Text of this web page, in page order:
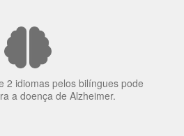
2 idiomas pelos bilíngues pode
a doença de Alzheimer.